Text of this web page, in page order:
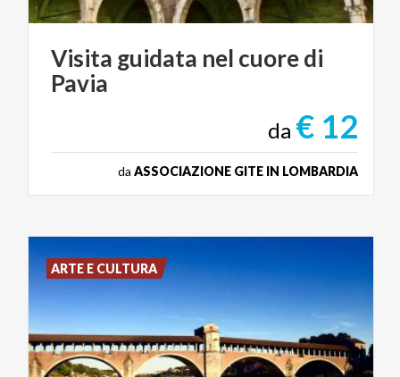
Visita guidata nel cuoredi
Pavia
da € 12
da ASSOCIAZIONE GITE IN LOMBARDIA
ARTE E CULTURA